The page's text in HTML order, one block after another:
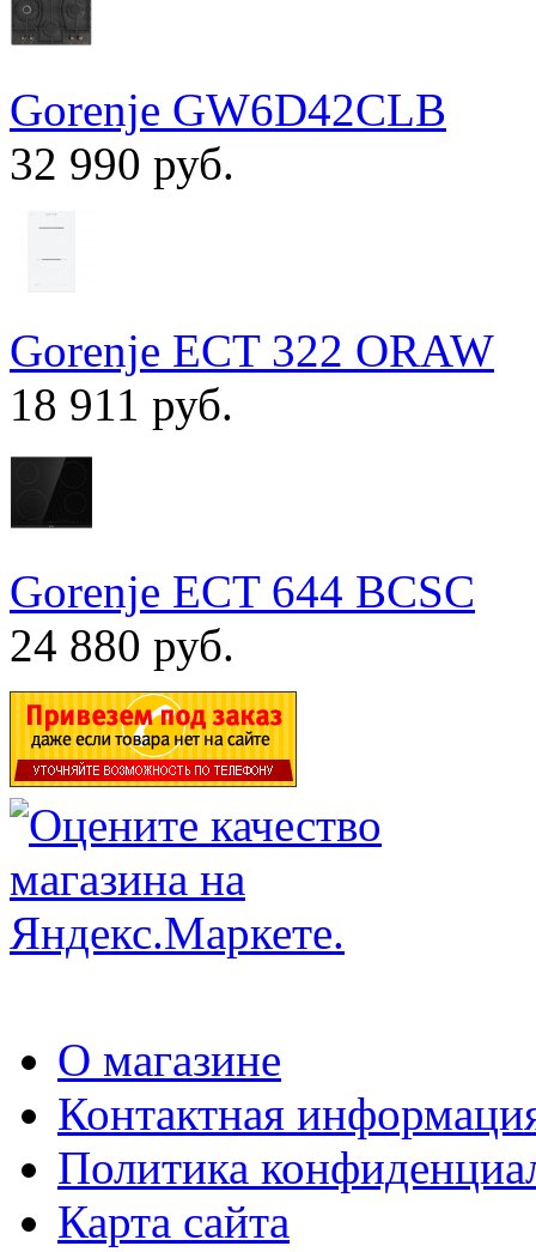
Gorenje GW6D42CLB
32 990 руб.
Gorenje ECT 322 ORAW
18 911 руб.
Gorenje ECT 644 BCSC
24 880 руб.
О магазине
Контактная
Политика
Карта сайта